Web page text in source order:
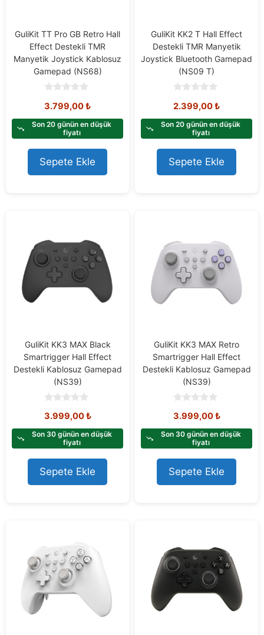
GuliKit TT Pro GB Retro Hall
Effect Destekli TMR
Manyetik Joystick Kablosuz
Gamepad (NS68)
o
t
f
5
3.799,00₺
Son 20 günün en düşük
fiyatı
Sepete Ekle
GuliKit KK2 T Hall Effect
Destekli TMR Manyetik
Joystick Bluetooth Gamepad
(NS09 T)
o
t
f
5
2.399,00₺
Son 20 günün en düşük
fiyatı
Sepete Ekle
GuliKit KK3 MAX Black
Smartrigger Hall Effect
Destekli Kablosuz Gamepad
(NS39)
o
t
f
5
3.999,00₺
Son 30 günün en düşük
fiyatı
Sepete Ekle
GuliKit KK3 MAX Retro
Smartrigger Hall Effect
Destekli Kablosuz Gamepad
(NS39)
o
t
f
5
3.999,00₺
Son 30 günün en düşük
fiyatı
Sepete Ekle